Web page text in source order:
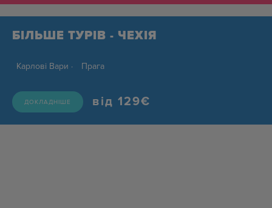
БІЛЬШЕ ТУРІВ - ЧЕХІЯ
Карлові Вари Прага
ДОКЛАДНІШЕ від 129€